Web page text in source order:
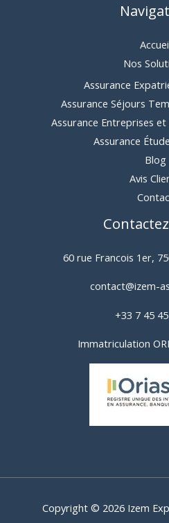
Nos
Assurance
Assurance Séjours
Assurance Entreprises
Assurance
Blog
Avis
60 rue Francois 1er,
contact@izem-
+33 7 45
Immatriculation
Copyright © 2026 Izem